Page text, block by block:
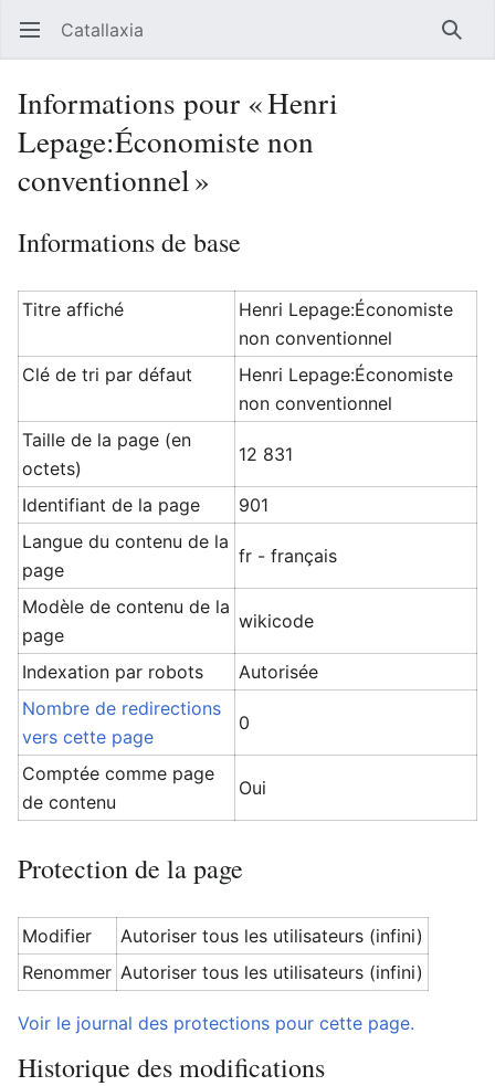
Ouvrir le menu principal Catallaxia
Informations pour « Henri
Lepage:Économiste non
conventionnel »
Informations de base
Titre affiché
Henri Lepage:Économiste
non conventionnel
Clé de tri par défaut
Henri Lepage:Économiste
non conventionnel
Taille de la page (en
octets)
12 831
Identifiant de la page
901
Langue du contenu de la
page
fr - français
Modèle de contenu de la
page
wikicode
Indexation par robots
Autorisée
Nombre de redirections
vers cette page
0
Comptée comme page
de contenu
Oui
Protection de la page
Modifier
Autoriser tous les utilisateurs (infini)
Renommer Autoriser tous les utilisateurs (infini)
Voir le journal des protections pour cette page.
Historique des modifications